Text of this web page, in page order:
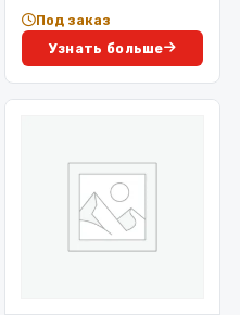
Под заказ
Узнать больше